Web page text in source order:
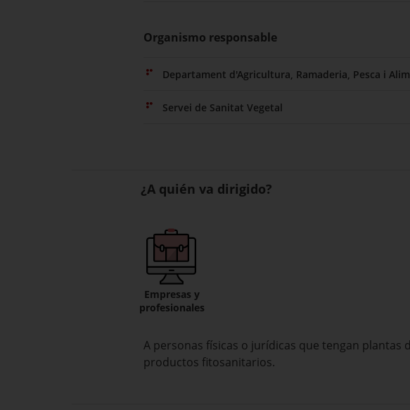
Organismo responsable
Departament d'Agricultura, Ramaderia, Pesca i
Servei de Sanitat Vegetal
¿A quién va dirigido?
Empresas y
profesionales
A personas físicas o jurídicas que tengan
productos fitosanitarios.